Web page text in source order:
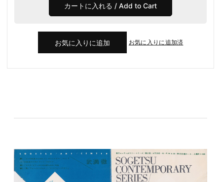
お気に入りに追加済